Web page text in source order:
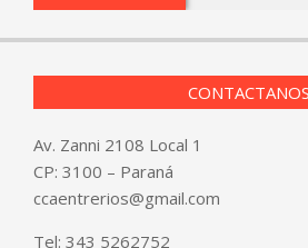
CONTACTANOS
Av. Zanni 2108 Local 1
CP: 3100 – Paraná
ccaentrerios@gmail.com
Tel: 343 5262752